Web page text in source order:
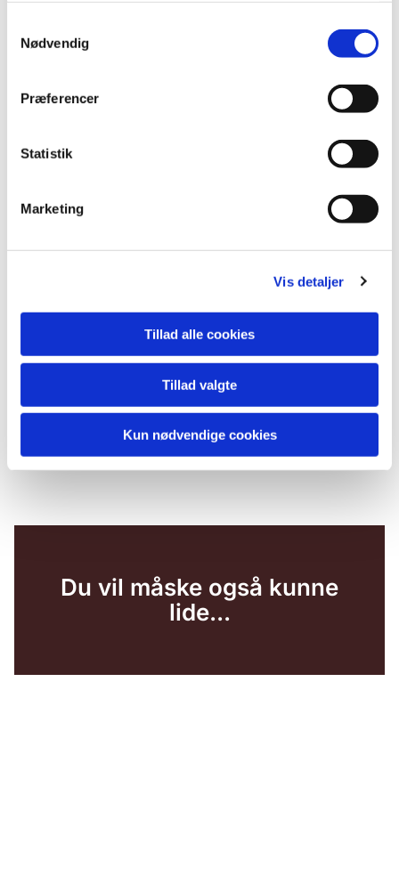
Nødvendig
Præferencer
Statistik
Marketing
Vis detaljer
Tillad alle cookies
Tillad valgte
Kun nødvendige cookies
mol og Choral nr. III i a mol, Johannes Brahms:
Schmücke dich, o liebe Seele, Arvo Pärt: Pari
Du vil måske også kunne
lide...